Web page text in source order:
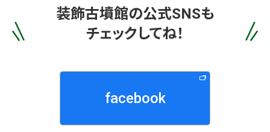
装飾古墳館の公式SNSも
チェックしてね！
facebook